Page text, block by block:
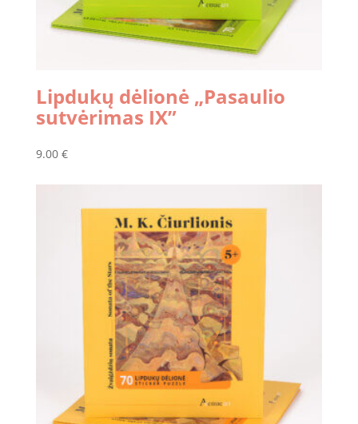
Lipdukų dėlionė „Pasaulio
sutvėrimas IX”
9.00 €